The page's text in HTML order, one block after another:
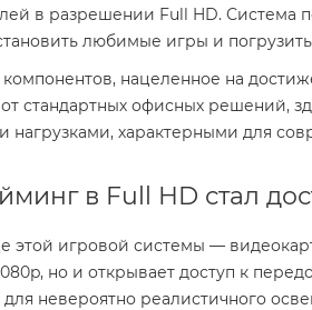
в разрешении Full HD. Система
любимые игры и
нацеленное на
стандартных офисных решений,
характерными для
в Full HD стал
этой игровой системы —
но и открывает доступ к
невероятно реалистичного